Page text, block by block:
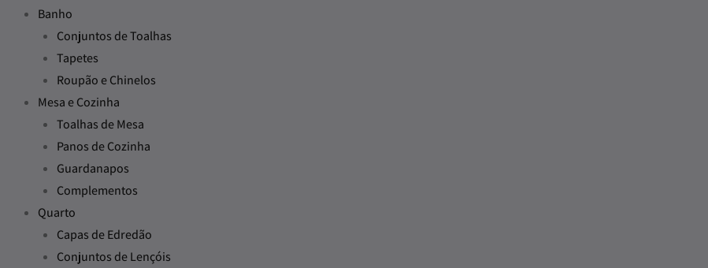
Banho
Conjuntos de Toalhas
Tapetes
Roupão e Chinelos
Mesa e Cozinha
Toalhas de Mesa
Panos de Cozinha
Guardanapos
Complementos
Quarto
Capas de Edredão
Conjuntos de Lençóis